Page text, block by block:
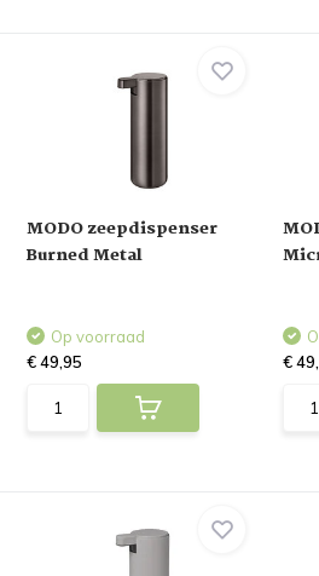
MODO zeepdispenser
Burned Metal
Op voorraad
€ 49,95
€